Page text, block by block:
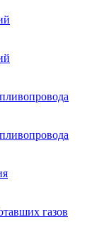
газов